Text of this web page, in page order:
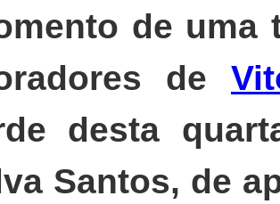
de uma
de
desta
Santos, de